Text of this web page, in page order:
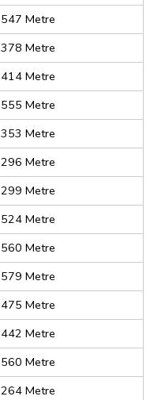
547 Metre
378 Metre
414 Metre
555 Metre
353 Metre
296 Metre
299 Metre
524 Metre
560 Metre
579 Metre
475 Metre
442 Metre
560 Metre
264 Metre